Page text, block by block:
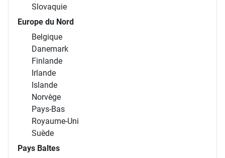
Slovaquie
Europe du Nord
Belgique
Danemark
Finlande
Irlande
Islande
Norvège
Pays-Bas
Royaume-Uni
Suède
Pays Baltes